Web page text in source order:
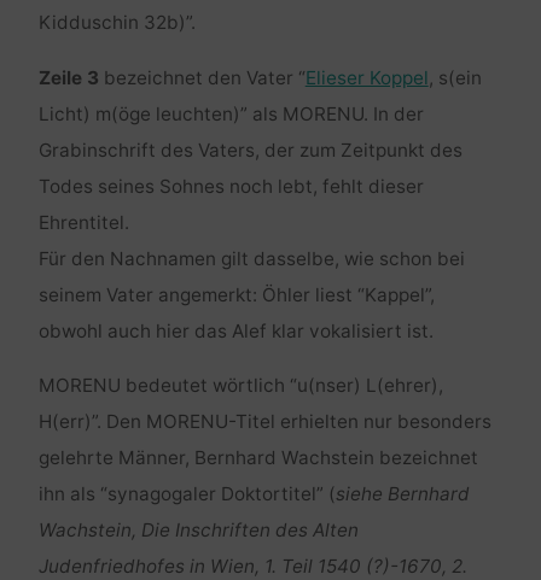
Kidduschin 32b)”.
Zeile 3 bezeichnet den Vater “Elieser Koppel, s(ein
Licht) m(öge leuchten)” als MORENU. In der
Grabinschrift des Vaters, der zum Zeitpunkt des
Todes seines Sohnes noch lebt, fehlt dieser
Ehrentitel.
Für den Nachnamen gilt dasselbe, wie schon bei
seinem Vater angemerkt: Öhler liest “Kappel”,
obwohl auch hier das Alef klar vokalisiert ist.
MORENU bedeutet wörtlich “u(nser) L(ehrer),
H(err)”. Den MORENU-Titel erhielten nur besonders
gelehrte Männer, Bernhard Wachstein bezeichnet
ihn als “synagogaler Doktortitel” (siehe Bernhard
Wachstein, Die Inschriften des Alten
Judenfriedhofes in Wien, 1. Teil 1540 (?)-1670, 2.